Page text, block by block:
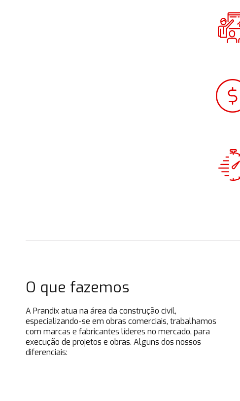
O que fazemos
A Prandix atua na área da construção civil,
especializando-se em obras comerciais, trabalhamos
com marcas e fabricantes líderes no mercado, para
execução de projetos e obras. Alguns dos nossos
diferenciais: